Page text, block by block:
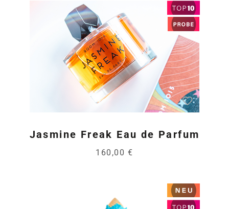
Jasmine Freak Eau de Parfum
160,00 €